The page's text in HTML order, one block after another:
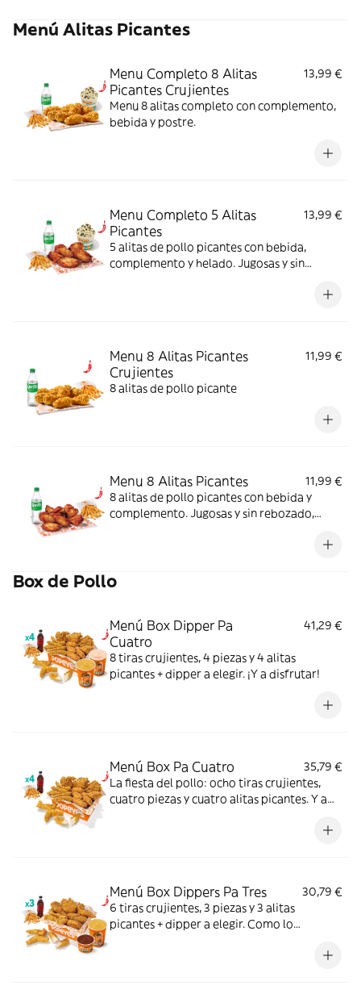
Menú Alitas Picantes
Menu Completo 8 Alitas
Picantes Crujientes
13,99 €
Menu 8 alitas completo con complemento,
bebida y postre.
Menu Completo 5 Alitas
Picantes
13,99 €
5 alitas de pollo picantes con bebida,
complemento y helado. Jugosas y sin
Menu 8 Alitas Picantes
Crujientes
11,99 €
8 alitas de pollo picante
Menu 8 Alitas Picantes
11,99 €
8 alitas de pollo picantes con bebida y
complemento. Jugosas y sin rebozado,
Box de Pollo
Menú Box Dipper Pa
Cuatro
41,29 €
8 tiras crujientes, 4 piezas y 4 alitas
picantes + dipper a elegir. ¡Y a disfrutar!
Menú Box Pa Cuatro
35,79 €
La fiesta del pollo: ocho tiras crujientes,
cuatro piezas y cuatro alitas picantes. Y a
Menú Box Dippers Pa Tres
30,79 €
6 tiras crujientes, 3 piezas y 3 alitas
picantes + dipper a elegir. Como lo